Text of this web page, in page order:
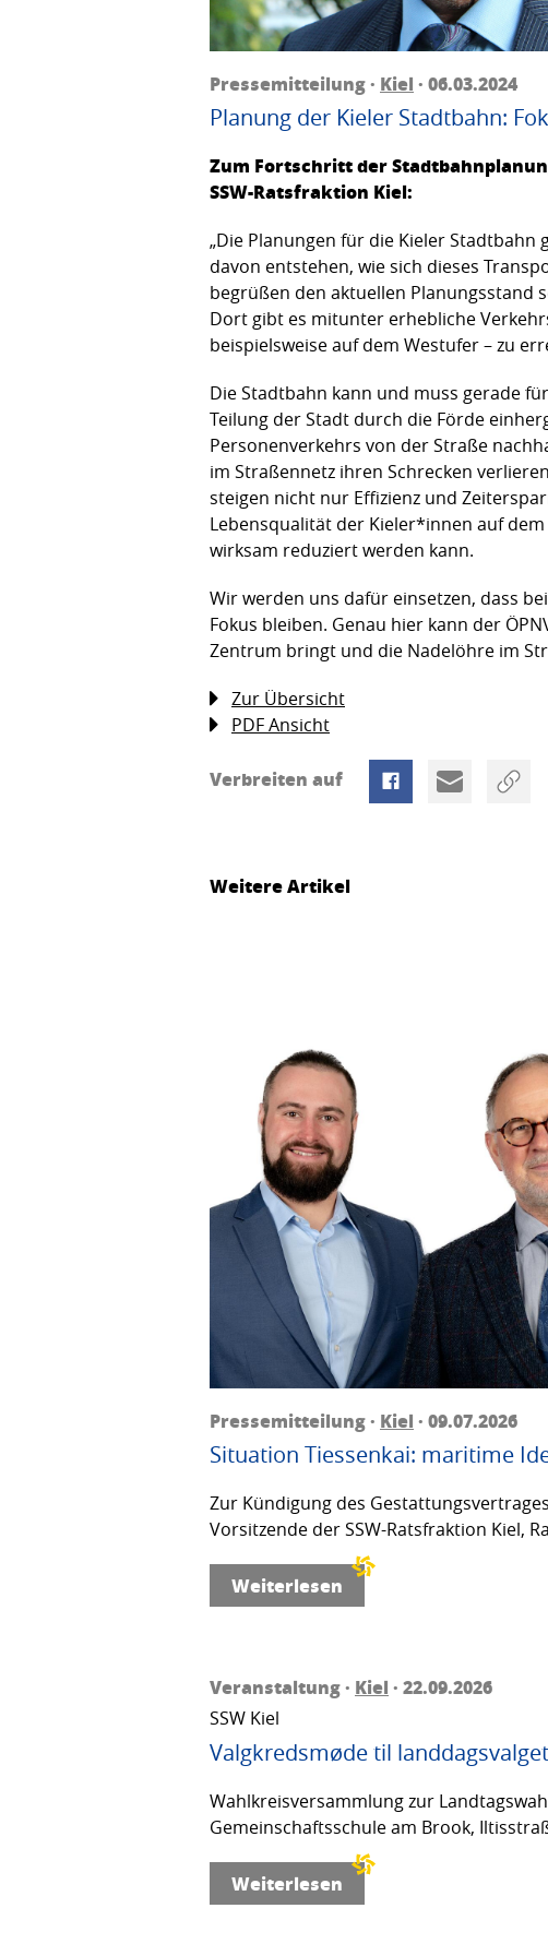
Pressemitteilung · Kiel · 06.03.2024
Planung der Kieler Stadtbahn:
Zum Fortschritt der
SSW-Ratsfraktion Kiel:
„Die Planungen für die Kieler
davon entstehen, wie sich dieses
begrüßen den aktuellen Planungsstand
Dort gibt es mitunter erhebliche
beispielsweise auf dem Westufer – zu
Die Stadtbahn kann und muss gerade
Teilung der Stadt durch die Förde
Personenverkehrs von der Straße
im Straßennetz ihren Schrecken
steigen nicht nur Effizienz und
Lebensqualität der Kieler*innen auf
wirksam reduziert werden kann.
Wir werden uns dafür einsetzen, dass
Fokus bleiben. Genau hier kann der
Zentrum bringt und die Nadelöhre im
Zur Übersicht
PDF Ansicht
Verbreiten auf
Weitere Artikel
Pressemitteilung · Kiel · 09.07.2026
Situation Tiessenkai: maritime
Zur Kündigung des
Vorsitzende der SSW-Ratsfraktion Kiel,
Weiterlesen
Veranstaltung · Kiel · 22.09.2026
SSW Kiel
Valgkredsmøde til
Wahlkreisversammlung zur
Gemeinschaftsschule am Brook,
Weiterlesen